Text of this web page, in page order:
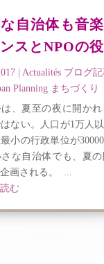
自治体も音
スとNPOの
|Actualités ブログ
Planning まちづくり
、夏至の夜に開か
ない。人口が1万人
小の行政単位が
な自治体でも、夏
画される。 ...
む